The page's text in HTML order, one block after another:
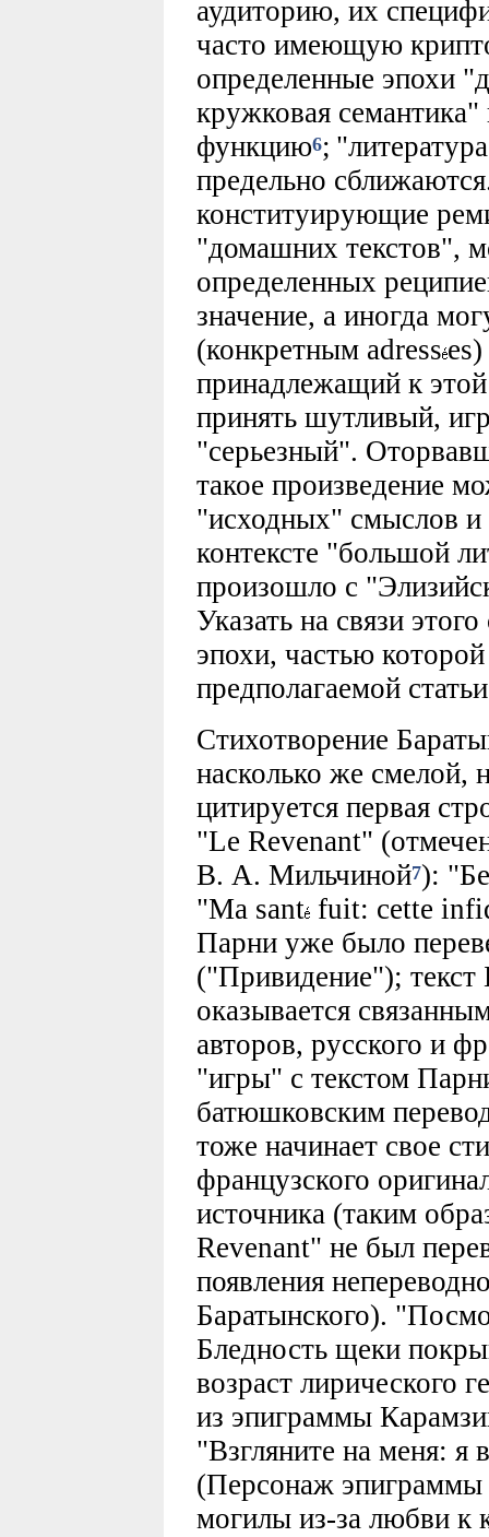
аудиторию, их
часто имеющую
определенные эпохи
кружковая
функцию6;
предельно
конституирующие
"домашних текстов",
определенных
значение, а иногда
(конкретным adress
принадлежащий к
принять шутливый,
"серьезный".
такое произведение
"исходных" смыслов и
контексте "большой
произошло с
Указать на связи
эпохи, частью
предполагаемой
Стихотворение
насколько же смелой,
цитируется первая
"Le Revenant"
В. А. Мильчиной7):
"Ма santfuit: cette
Парни уже было
("Привидение"); текст
оказывается
авторов, русского и
"игры" с текстом
батюшковским
тоже начинает свое
французского
источника (таким
Revenant" не был
появления
Баратынского).
Бледность щеки
возраст лирического
из эпиграммы
"Взгляните на меня: я
(Персонаж эпиграммы
могилы из-за любви к